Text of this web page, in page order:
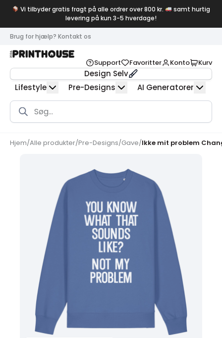
Vi tilbyder gratis fragt på alle ordrer over 800 kr.
samt hurtig
levering på kun 3-5 hverdage!
Brug for hjælp? Kontakt os
Support Favoritter Konto Kurv
Design Selv
Lifestyle
Pre-Designs AI Generatorer
Products
search
Hjem/Alle produkter/Pre-Designs/Gave/Ikke mit problem